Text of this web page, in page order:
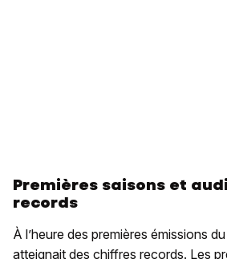
Premières saisons et
records
À l’heure des premières émissions
atteignait des chiffres records. Les